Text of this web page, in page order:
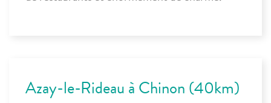
Azay-le-Rideau à Chinon (40km)